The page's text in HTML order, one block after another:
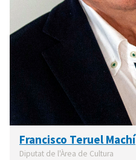
Francisco Teruel Machí
Diputat de l'Àrea de Cultura